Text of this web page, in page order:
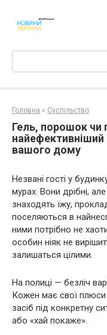
контенту
Поиск:
Головна » Суспільство
Гель, порошок чи
найефективніший
вашого дому
Незвані гості у
мурах. Вони дрібні,
знаходять їжу,
поселяються в
ними потрібно не
особин ніяк не
залишаться цілими.
На полиці — безліч
Кожен має свої
засіб під конкретну
або «хай покаже».